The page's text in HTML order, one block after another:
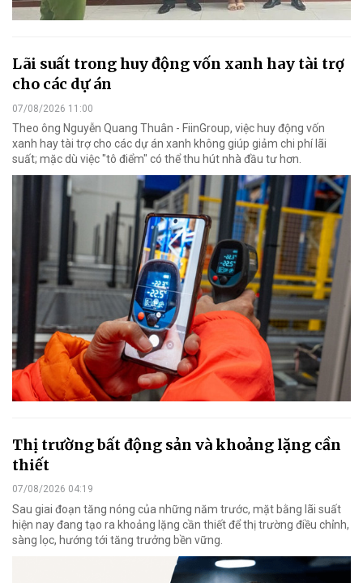
Lãi suất trong huy động vốn xanh hay tài trợ
cho các dự án
07/08/2026 11:00
Theo ông Nguyễn Quang Thuân - FiinGroup, việc huy động vốn
xanh hay tài trợ cho các dự án xanh không giúp giảm chi phí lãi
suất; mặc dù việc "tô điểm" có thể thu hút nhà đầu tư hơn.
Thị trường bất động sản và khoảng lặng cần
thiết
07/08/2026 04:19
Sau giai đoạn tăng nóng của những năm trước, mặt bằng lãi suất
hiện nay đang tạo ra khoảng lặng cần thiết để thị trường điều chỉnh,
sàng lọc, hướng tới tăng trưởng bền vững.